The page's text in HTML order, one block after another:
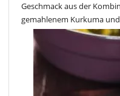
Geschmack aus der
gemahlenem Kurkuma